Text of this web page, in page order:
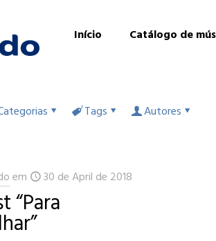
Início Catálogo de
Tags Autores
em 30 de April de 2018
“Para